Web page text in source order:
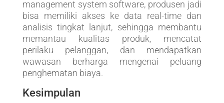
management system software, produsen jadi
bisa memiliki akses ke data real-time dan
analisis tingkat lanjut, sehingga membantu
memantau kualitas produk, mencatat
perilaku pelanggan, dan mendapatkan
wawasan berharga mengenai peluang
penghematan biaya.
Kesimpulan